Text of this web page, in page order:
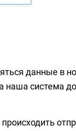
данные в
наша система